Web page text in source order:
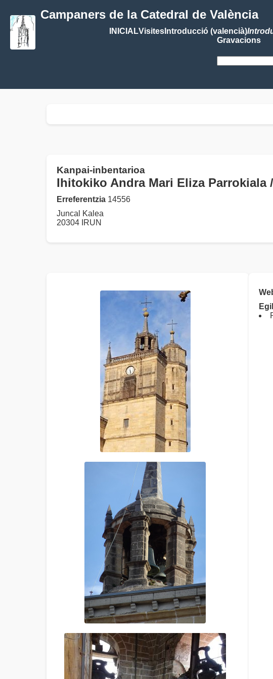
Campaners de la Catedral de València
INICIALVisitesIntroducció (valencià)
Gravacions
Kanpai-inbentarioa
Ihitokiko Andra Mari Eliza Parrokiala
Erreferentzia 14556
Juncal Kalea
20304 IRUN